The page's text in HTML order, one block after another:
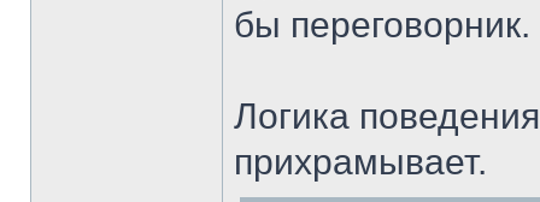
бы переговорник.
Логика
прихрамывает.